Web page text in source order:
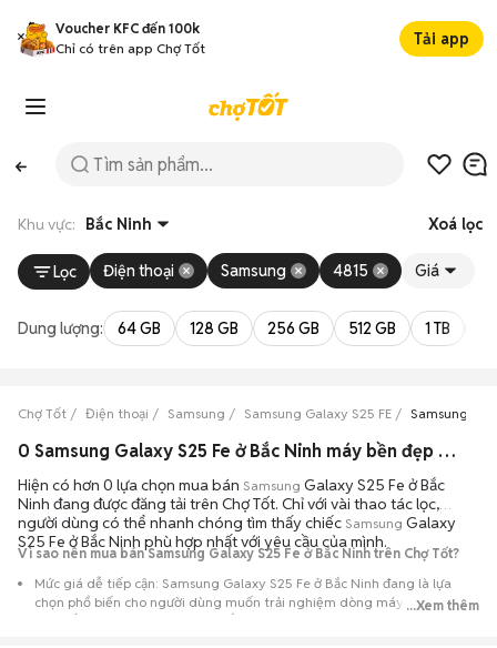
Voucher KFC đến 100k
Chỉ có trên app Chợ Tốt
Tải app
Khu vực: Bắc Ninh Xoá lọc
Lọc Điện thoại Samsung 4815 Giá
Dung lượng: 64 GB 128 GB 256 GB 512 GB 1 TB
Chợ Tốt Điện thoại Samsung Samsung Galaxy S25 FE Samsung
0 Samsung Galaxy S25 Fe ở Bắc Ninh máy bền đẹp đang bán 08/2026
Hiện có hơn 0 lựa chọn mua bán Samsung Galaxy S25 Fe ở Bắc
Ninh đang được đăng tải trên Chợ Tốt. Chỉ với vài thao tác lọc,
người dùng có thể nhanh chóng tìm thấy chiếc Samsung Galaxy
S25 Fe ở Bắc Ninh phù hợp nhất với yêu cầu của mình.
Vì sao nên mua bán Samsung Galaxy S25 Fe ở Bắc Ninh trên Chợ Tốt?
Mức giá dễ tiếp cận: Samsung Galaxy S25 Fe ở Bắc Ninh đang là lựa
chọn phổ biến cho người dùng muốn trải nghiệm dòng máy này với chi
phí thấp hơn so với khi mới ra mắt.
...Xem thêm